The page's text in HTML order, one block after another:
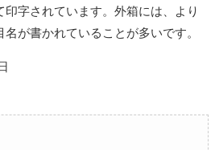
字されています。外箱には、より
が書かれていることが多いです。